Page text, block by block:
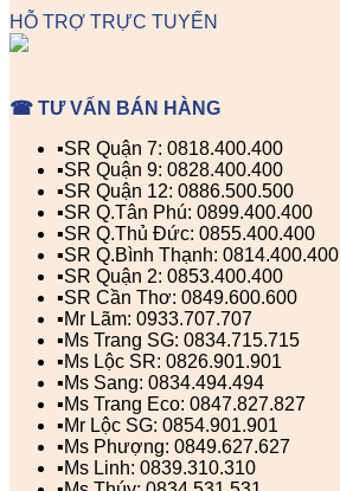
HỖ TRỢ TRỰC TUYẾN
☎ TƯ VẤN BÁN HÀNG
▪️SR Quận 7: 0818.400.400
▪️SR Quận 9: 0828.400.400
▪️SR Quận 12: 0886.500.500
▪️SR Q.Tân Phú: 0899.400.400
▪️SR Q.Thủ Đức: 0855.400.400
▪️SR Q.Bình Thạnh: 0814.400.400
▪️SR Quận 2: 0853.400.400
▪️SR Cần Thơ: 0849.600.600
▪️Mr Lãm: 0933.707.707
▪️Ms Trang SG: 0834.715.715
▪️Ms Lộc SR: 0826.901.901
▪️Ms Sang: 0834.494.494
▪️Ms Trang Eco: 0847.827.827
▪️Mr Lộc SG: 0854.901.901
▪️Ms Phượng: 0849.627.627
▪️Ms Linh: 0839.310.310